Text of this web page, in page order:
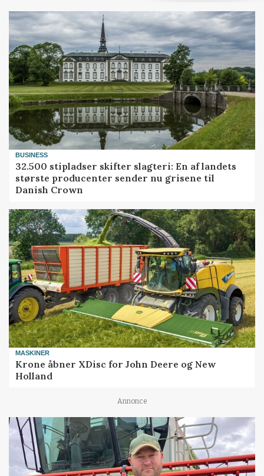
BUSINESS
32.500 stipladser skifter slagteri: En af landets
største producenter sender nu grisene til
Danish Crown
MASKINER
Krone åbner XDisc for John Deere og New
Holland
Annonce